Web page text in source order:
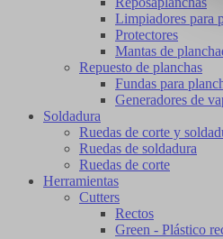
Limpiadores para
Protectores
Mantas de
Repuesto de planchas
Fundas para
Generadores de
Soldadura
Ruedas de corte y
Ruedas de soldadura
Ruedas de corte
Herramientas
Cutters
Rectos
Green - Plástico